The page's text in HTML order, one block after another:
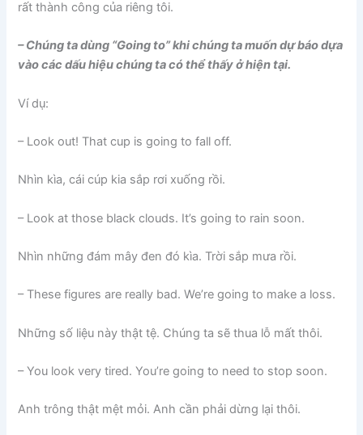
rất thành công của riêng tôi.
– Chúng ta dùng “Going to” khi chúng ta muốn dự báo dựa
vào các dấu hiệu chúng ta có thể thấy ở hiện tại.
Ví dụ:
– Look out! That cup is going to fall off.
Nhìn kìa, cái cúp kia sắp rơi xuống rồi.
– Look at those black clouds. It’s going to rain soon.
Nhìn những đám mây đen đó kìa. Trời sắp mưa rồi.
– These figures are really bad. We’re going to make a loss.
Những số liệu này thật tệ. Chúng ta sẽ thua lỗ mất thôi.
– You look very tired. You’re going to need to stop soon.
Anh trông thật mệt mỏi. Anh cần phải dừng lại thôi.